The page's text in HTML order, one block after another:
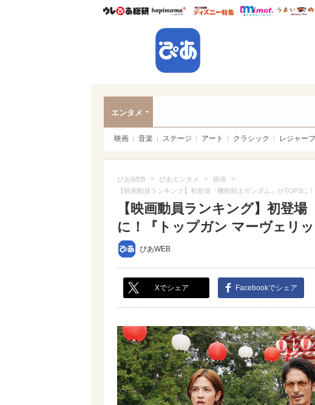
ウレぴあ総研ハピママ* ウレぴあ総研 デ
mimot.
エンタメ
映画 音楽 ステージ アート クラシック レジャー
ぴあWEB > ぴあエンタメ > 映画 >
【映画動員ランキング】初登場『機動戦士ガンダム』がTOP3に
【映画動員ランキング】初登
に！『トップガン マーヴェリッ
ぴあWEB
Xでシェア Facebookでシェア